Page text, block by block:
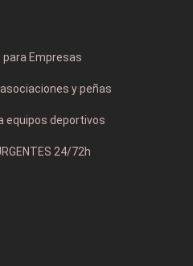
Empresas
y peñas
equipos deportivos
24/72h